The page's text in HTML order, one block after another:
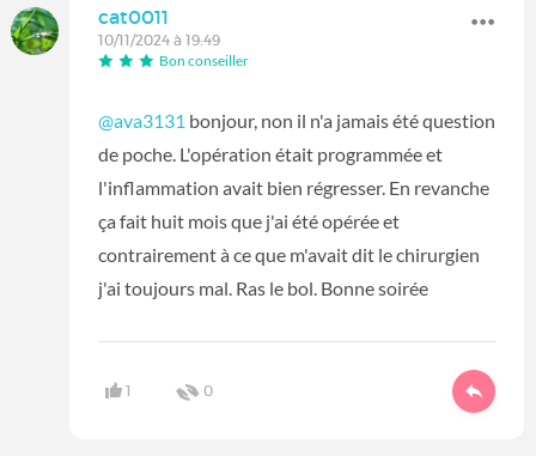
cat0011
10/11/2024 à 19:49
Bon conseiller
@ava3131 bonjour, non il n'a jamais été question
de poche. L'opération était programmée et
l'inflammation avait bien régresser. En revanche
ça fait huit mois que j'ai été opérée et
contrairement à ce que m'avait dit le chirurgien
j'ai toujours mal. Ras le bol. Bonne soirée
1 0